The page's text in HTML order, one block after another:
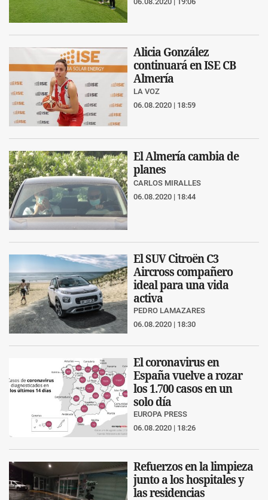
Alicia González
continuará en ISE CB
Almería
LA VOZ
06.08.2020 | 18:59
El Almería cambia de
planes
CARLOS MIRALLES
06.08.2020 | 18:44
El SUV Citroën C3
Aircross compañero
ideal para una vida
activa
PEDRO LAMAZARES
06.08.2020 | 18:30
El coronavirus en
España vuelve a rozar
los 1.700 casos en un
solo día
EUROPA PRESS
06.08.2020 | 18:26
Refuerzos en la limpieza
junto a los hospitales y
las residencias